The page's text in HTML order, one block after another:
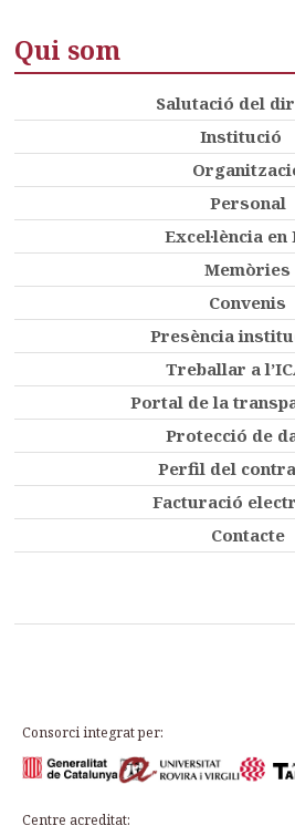
Qui som
Salutació del
Institució
Personal
Excel·lència en
Memòries
Convenis
Presència
Treballar a
Portal de la
Protecció de
Perfil del
Facturació
Contacte
Consorci integrat per:
Centre acreditat: